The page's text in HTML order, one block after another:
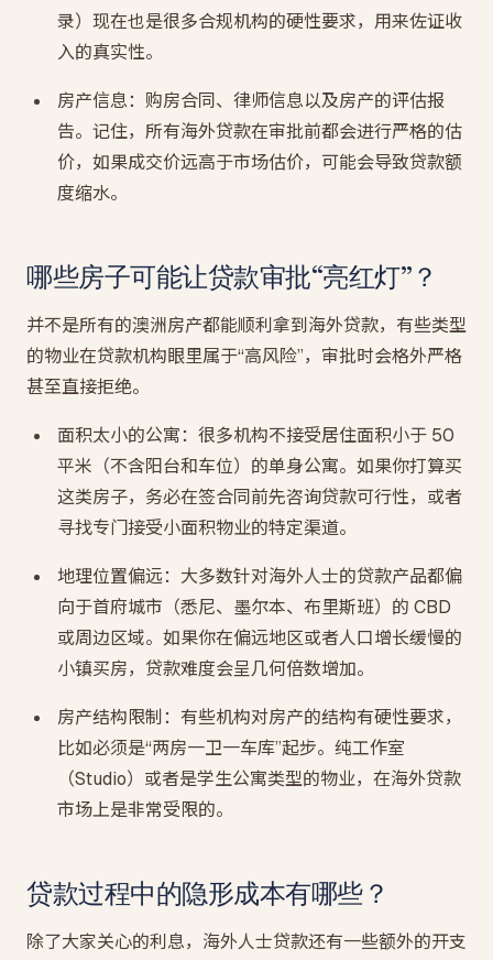
录）现在也是很多合规机构的硬性要求，用来佐证收
入的真实性。
房产信息：购房合同、律师信息以及房产的评估报
告。记住，所有海外贷款在审批前都会进行严格的估
价，如果成交价远高于市场估价，可能会导致贷款额
度缩水。
哪些房子可能让贷款审批“亮红灯”？
并不是所有的澳洲房产都能顺利拿到海外贷款，有些类型
的物业在贷款机构眼里属于“高风险”，审批时会格外严格
甚至直接拒绝。
面积太小的公寓：很多机构不接受居住面积小于 50
平米（不含阳台和车位）的单身公寓。如果你打算买
这类房子，务必在签合同前先咨询贷款可行性，或者
寻找专门接受小面积物业的特定渠道。
地理位置偏远：大多数针对海外人士的贷款产品都偏
向于首府城市（悉尼、墨尔本、布里斯班）的 CBD
或周边区域。如果你在偏远地区或者人口增长缓慢的
小镇买房，贷款难度会呈几何倍数增加。
房产结构限制：有些机构对房产的结构有硬性要求，
比如必须是“两房一卫一车库”起步。纯工作室
（Studio）或者是学生公寓类型的物业，在海外贷款
市场上是非常受限的。
贷款过程中的隐形成本有哪些？
除了大家关心的利息，海外人士贷款还有一些额外的开支